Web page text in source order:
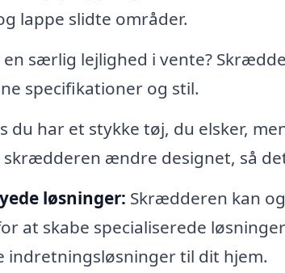
lappe slidte områder.
en særlig lejlighed i vente?
specifikationer og stil.
du har et stykke tøj, du elsker,
ændre designet, så
løsninger: Skrædderen kan
at skabe specialiserede
indretningsløsninger til dit hjem.